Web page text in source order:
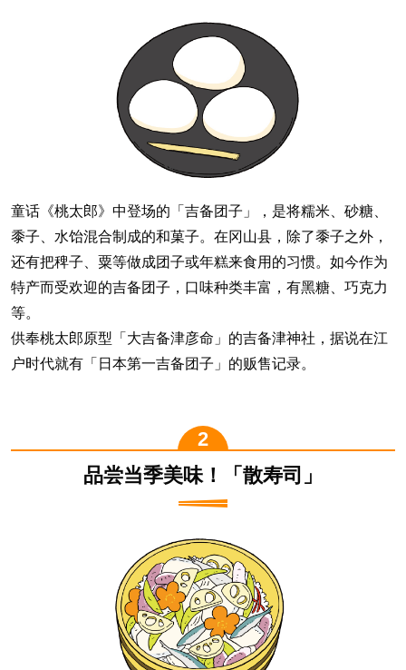
童话《桃太郎》中登场的「吉备团子」，是将糯米、砂糖、
黍子、水饴混合制成的和菓子。在冈山县，除了黍子之外，
还有把稗子、粟等做成团子或年糕来食用的习惯。如今作为
特产而受欢迎的吉备团子，口味种类丰富，有黑糖、巧克力
等。
供奉桃太郎原型「大吉备津彦命」的吉备津神社，据说在江
户时代就有「日本第一吉备团子」的贩售记录。
品尝当季美味！「散寿司」